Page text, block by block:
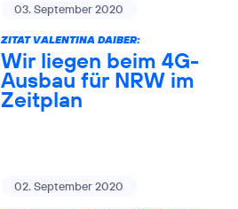
03. September 2020
ZITAT VALENTINA DAIBER:
Wir liegen beim 4G-
Ausbau für NRW im
Zeitplan
02. September 2020